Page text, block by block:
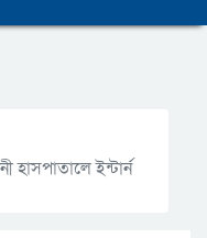
হাসপাতালে ইন্টার্ন